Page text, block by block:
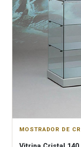
MOSTRADOR DE